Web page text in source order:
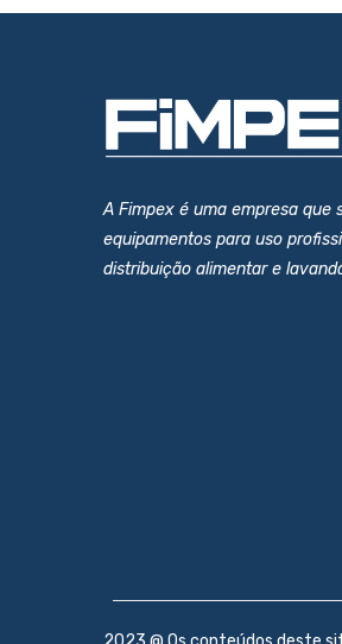
A Fimpex é uma empresa que
equipamentos para uso
distribuição alimentar e